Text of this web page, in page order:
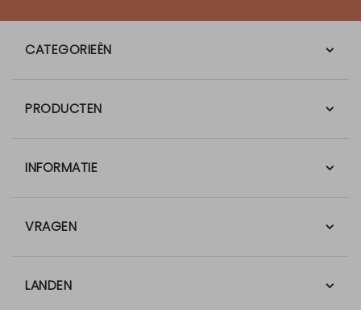
CATEGORIEËN
PRODUCTEN
INFORMATIE
VRAGEN
LANDEN